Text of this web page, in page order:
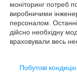
моніторинг потреб
виробничими
персоналом.
дійсно необхідну
враховували весь
Побутові